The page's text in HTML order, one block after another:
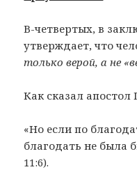
В-четвертых, в
утверждает, что
только верой, а не
Как сказал апостол
«Но если по
благодать не была
11:6).